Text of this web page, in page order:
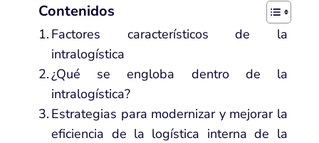
Contenidos
Factores característicos de la
intralogística
¿Qué se engloba dentro de la
intralogística?
Estrategias para modernizar y mejorar la
eficiencia de la logística interna de la